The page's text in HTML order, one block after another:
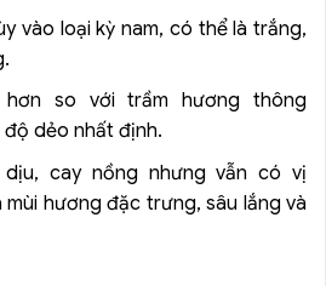
vào loại kỳ nam, có thể là trắng,
so với trầm hương thông
dẻo nhất định.
cay nồng nhưng vẫn có vị
hương đặc trưng, sâu lắng và